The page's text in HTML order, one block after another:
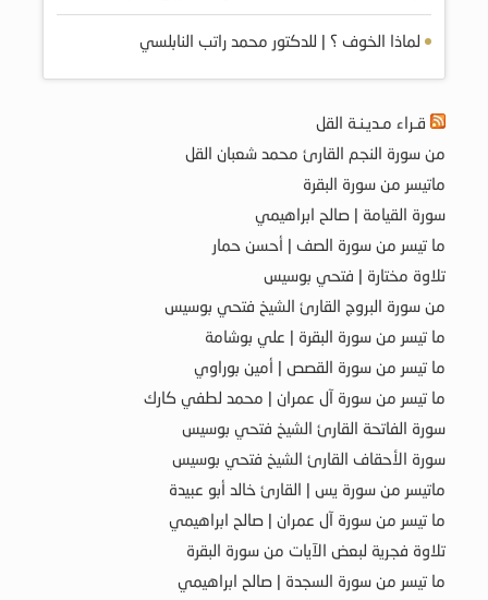
لماذا الخوف ؟ | للدكتور محمد راتب النابلسي
قـراء مـديـنـة القل
من سورة النجم القارئ محمد شعبان القل
ماتيسر من سورة البقرة
سورة القيامة | صالح ابراهيمي
ما تيسر من سورة الصف | أحسن حمار
تلاوة مختارة | فتحي بوسيس
من سورة البروج القارئ الشيخ فتحي بوسيس
ما تيسر من سورة البقرة | علي بوشامة
ما تيسر من سورة القصص | أمين بوراوي
ما تيسر من سورة آل عمران | محمد لطفي كارك
سورة الفاتحة القارئ الشيخ فتحي بوسيس
سورة الأحقاف القارئ الشيخ فتحي بوسيس
ماتيسر من سورة يس | القارئ خالد أبو عبيدة
ما تيسر من سورة آل عمران | صالح ابراهيمي
تلاوة فجرية لبعض الآيات من سورة البقرة
ما تيسر من سورة السجدة | صالح ابراهيمي